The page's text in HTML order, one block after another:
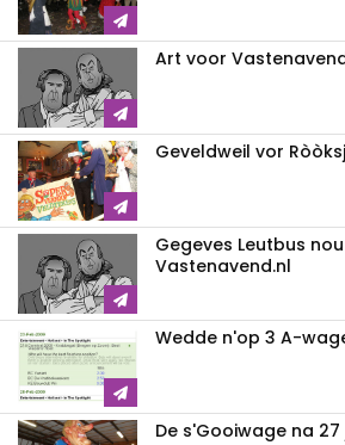
Art voor
Geveldweil vor
Gegeves Leutbus
Vastenavend.nl
Wedde n'op 3 A-
De s'Gooiwage na